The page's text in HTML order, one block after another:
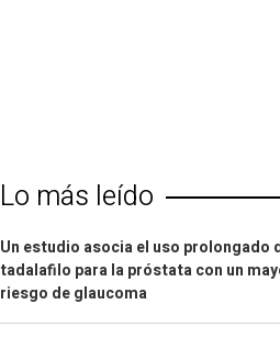
Lo más leído
Un estudio asocia el uso prolongado
tadalafilo para la próstata con un
riesgo de glaucoma